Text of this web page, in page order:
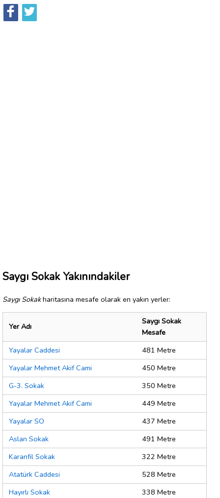
Saygı Sokak Yakınındakiler
Saygı Sokakharitasına mesafe olarak en yakın yerler:
Yer Adı
Saygı Sokak
Mesafe
Yayalar Caddesi
481 Metre
Yayalar Mehmet Akif Cami
450 Metre
G-3. Sokak
350 Metre
Yayalar Mehmet Akif Cami
449 Metre
Yayalar SO
437 Metre
Aslan Sokak
491 Metre
Karanfil Sokak
322 Metre
Atatürk Caddesi
528 Metre
Hayırlı Sokak
338 Metre